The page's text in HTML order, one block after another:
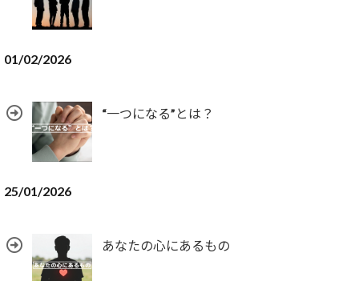
01/02/2026
“一つになる”とは？
25/01/2026
あなたの心にあるもの